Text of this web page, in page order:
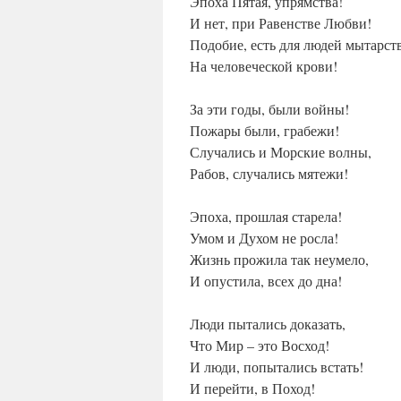
И нет, при Равенстве Любви!
Подобие, есть для людей
На человеческой крови!
За эти годы, были войны!
Пожары были, грабежи!
Случались и Морские волны,
Рабов, случались мятежи!
Эпоха, прошлая старела!
Умом и Духом не росла!
Жизнь прожила так неумело,
И опустила, всех до дна!
Люди пытались доказать,
Что Мир – это Восход!
И люди, попытались встать!
И перейти, в Поход!